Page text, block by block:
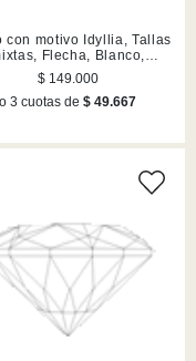
con motivo Idyllia, Tallas
Flecha, Blanco,
Acabado en rodio
$ 149.000
o 3 cuotas de$ 49.667